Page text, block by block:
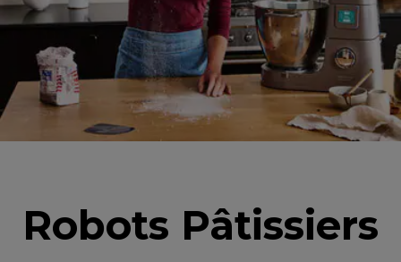
Robots Pâtissiers